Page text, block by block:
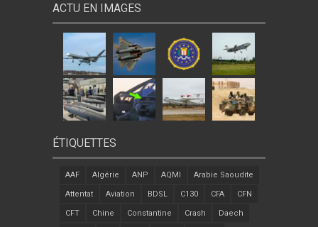
ACTU EN IMAGES
ÉTIQUETTES
AAF Algérie ANP AQMI Arabie Saoudite
Attentat Aviation BDSL C130 CFA CFN
CFT Chine Constantine Crash Daech